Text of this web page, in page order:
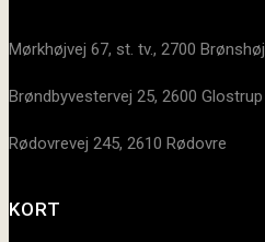
Mørkhøjvej 67, st. tv., 2700 Brønshøj
Brøndbyvestervej 25, 2600 Glostrup
Rødovrevej 245, 2610 Rødovre
KORT